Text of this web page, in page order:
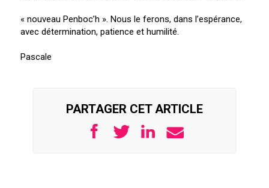
« nouveau Penboc’h ». Nous le ferons, dans l’espérance,
avec détermination, patience et humilité.
Pascale
PARTAGER CET ARTICLE